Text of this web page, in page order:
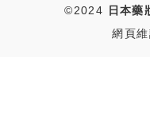
©2024
日本藥
網頁